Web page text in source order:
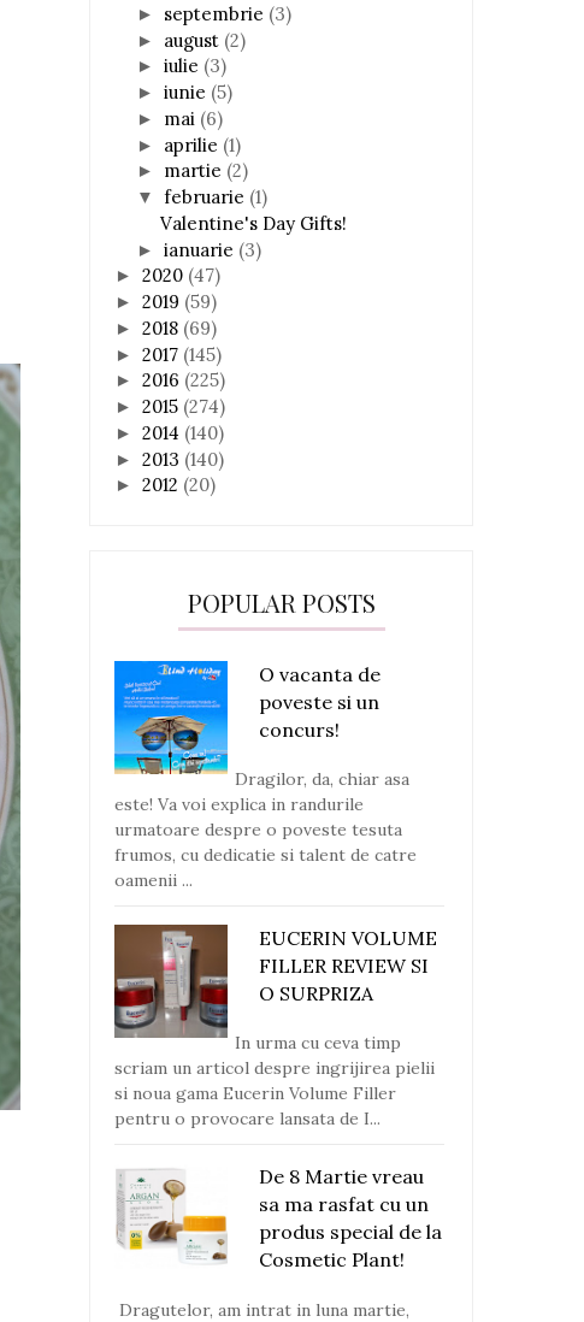
► septembrie (3)
► august (2)
► iulie (3)
► iunie (5)
► mai (6)
► aprilie (1)
► martie (2)
▼ februarie (1)
Valentine's Day Gifts!
► ianuarie (3)
► 2020 (47)
► 2019 (59)
► 2018 (69)
► 2017 (145)
► 2016 (225)
► 2015 (274)
► 2014 (140)
► 2013 (140)
► 2012 (20)
POPULAR POSTS
O vacanta de
poveste si un
concurs!
Dragilor, da, chiar asa
este! Va voi explica in randurile
urmatoare despre o poveste tesuta
frumos, cu dedicatie si talent de catre
oamenii ...
EUCERIN VOLUME
FILLER REVIEW SI
O SURPRIZA
In urma cu ceva timp
scriam un articol despre ingrijirea pielii
si noua gama Eucerin Volume Filler
pentru o provocare lansata de I...
De 8 Martie vreau
sa ma rasfat cu un
produs special de la
Cosmetic Plant!
Dragutelor, am intrat in luna martie,